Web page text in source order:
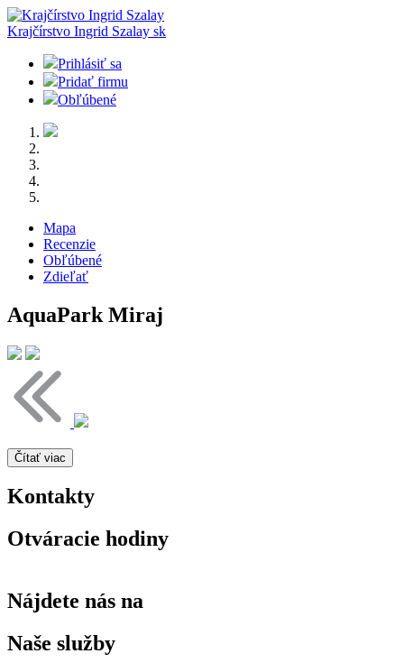
Krajčírstvo Ingrid Szalay sk
Prihlásiť sa
Pridať firmu
Obľúbené
Mapa
Recenzie
Obľúbené
Zdieľať
AquaPark Miraj
Čítať viac
Kontakty
Otváracie hodiny
Nájdete nás na
Naše služby